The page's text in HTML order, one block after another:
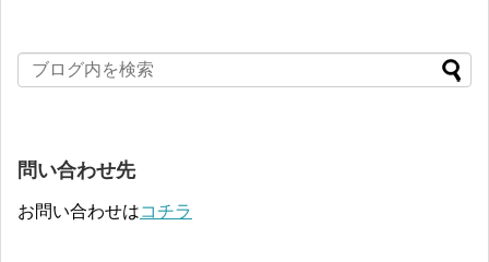
問い合わせ先
お問い合わせはコチラ